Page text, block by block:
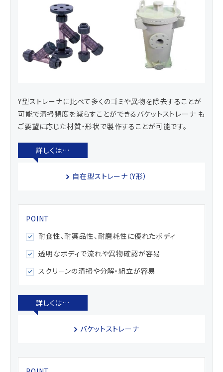
Y型ストレーナに比べて多くのゴミや異物を除去することが
可能で清掃頻度を減らすことができるバケットストレーナ も
ご要望に応じた材質・形状で製作することが可能です。
自在型ストレーナ（Y形）
耐食性、耐薬品性、耐磨耗性に優れたボディ
透明なボディで流れや異物確認が容易
スクリーンの清掃や分解・組立が容易
バケットストレーナ